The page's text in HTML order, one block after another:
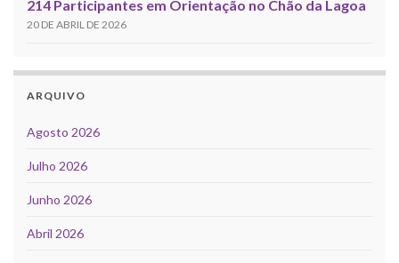
214 Participantes em Orientação no Chão da Lagoa
20 DE ABRIL DE 2026
ARQUIVO
Agosto 2026
Julho 2026
Junho 2026
Abril 2026